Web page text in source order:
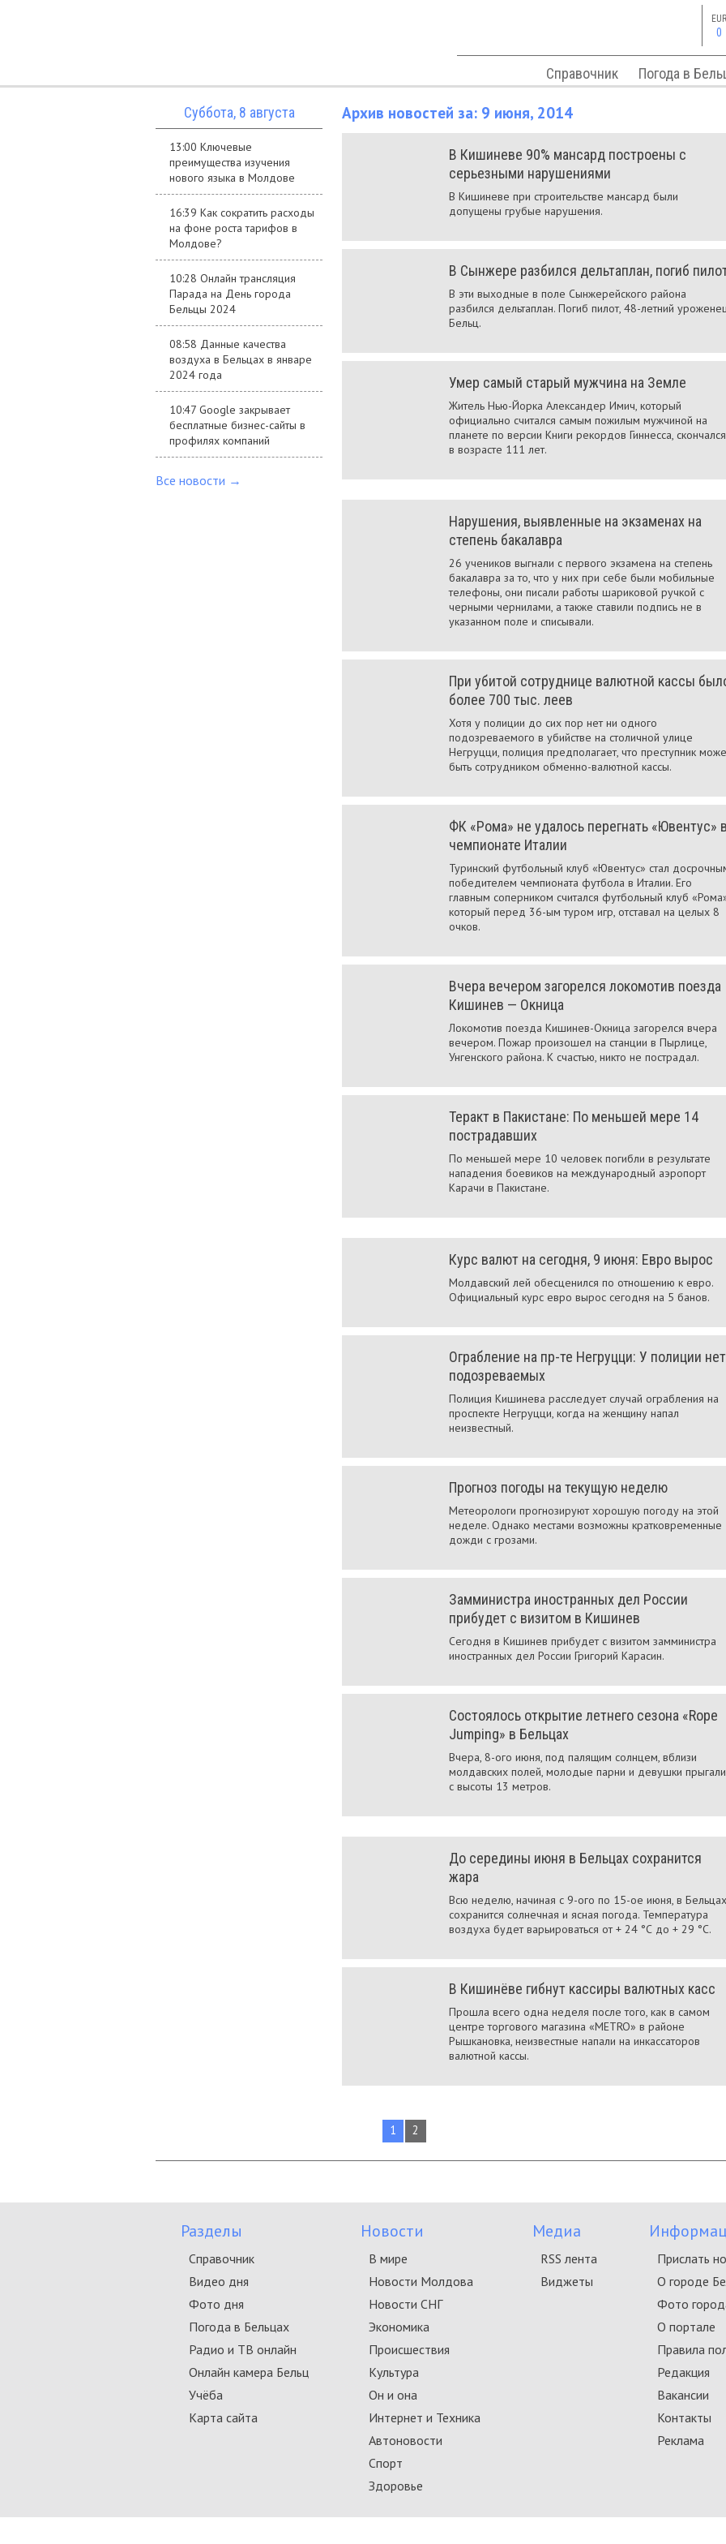
EUR
0
Справочник Погода в
Суббота, 8 августа
13:00 Ключевые
преимущества изучения
нового языка в Молдове
16:39 Как сократить расходы
на фоне роста тарифов в
Молдове?
10:28 Онлайн трансляция
Парада на День города
Бельцы 2024
08:58 Данные качества
воздуха в Бельцах в январе
2024 года
10:47 Google закрывает
бесплатные бизнес-сайты в
профилях компаний
Все новости →
Архив новостей за: 9 июня, 2014
В Кишиневе 90% мансард построены с
серьезными нарушениями
В Кишиневе при строительстве мансард были
допущены грубые нарушения.
В Сынжере разбился дельтаплан, погиб
В эти выходные в поле Сынжерейского района
разбился дельтаплан. Погиб пилот, 48-летний
Бельц.
Умер самый старый мужчина на Земле
Житель Нью-Йорка Александер Имич, который
официально считался самым пожилым мужчиной на
планете по версии Книги рекордов Гиннесса, скончался
в возрасте 111 лет.
Нарушения, выявленные на экзаменах на
степень бакалавра
26 учеников выгнали с первого экзамена на степень
бакалавра за то, что у них при себе были мобильные
телефоны, они писали работы шариковой ручкой с
черными чернилами, а также ставили подпись не в
указанном поле и списывали.
При убитой сотруднице валютной кассы
более 700 тыс. леев
Хотя у полиции до сих пор нет ни одного
подозреваемого в убийстве на столичной улице
Негруцци, полиция предполагает, что преступник
быть сотрудником обменно-валютной кассы.
ФК «Рома» не удалось перегнать «Ювентус» в
чемпионате Италии
Туринский футбольный клуб «Ювентус» стал
победителем чемпионата футбола в Италии. Его
главным соперником считался футбольный клуб
который перед 36-ым туром игр, отставал на целых 8
очков.
Вчера вечером загорелся локомотив поезда
Кишинев — Окница
Локомотив поезда Кишинев-Окница загорелся вчера
вечером. Пожар произошел на станции в Пырлице,
Унгенского района. К счастью, никто не пострадал.
Теракт в Пакистане: По меньшей мере 14
пострадавших
По меньшей мере 10 человек погибли в результате
нападения боевиков на международный аэропорт
Карачи в Пакистане.
Курс валют на сегодня, 9 июня: Евро вырос
Молдавский лей обесценился по отношению к евро.
Официальный курс евро вырос сегодня на 5 банов.
Ограбление на пр-те Негруцци: У полиции нет
подозреваемых
Полиция Кишинева расследует случай ограбления на
проспекте Негруцци, когда на женщину напал
неизвестный.
Прогноз погоды на текущую неделю
Метеорологи прогнозируют хорошую погоду на этой
неделе. Однако местами возможны кратковременные
дожди с грозами.
Замминистра иностранных дел России
прибудет с визитом в Кишинев
Сегодня в Кишинев прибудет с визитом замминистра
иностранных дел России Григорий Карасин.
Состоялось открытие летнего сезона «Rope
Jumping» в Бельцах
Вчера, 8-ого июня, под палящим солнцем, вблизи
молдавских полей, молодые парни и девушки прыгали
с высоты 13 метров.
До середины июня в Бельцах сохранится
жара
Всю неделю, начиная с 9-ого по 15-ое июня, в Бельцах
сохранится солнечная и ясная погода. Температура
воздуха будет варьироваться от + 24 °С до + 29 °С.
В Кишинёве гибнут кассиры валютных касс
Прошла всего одна неделя после того, как в самом
центре торгового магазина «METRO» в районе
Рышкановка, неизвестные напали на инкассаторов
валютной кассы.
1 2
Разделы
Справочник
Видео дня
Фото дня
Погода в Бельцах
Радио и ТВ онлайн
Онлайн камера Бельц
Учёба
Карта сайта
Новости
В мире
Новости Молдова
Новости СНГ
Экономика
Происшествия
Культура
Он и она
Интернет и Техника
Автоновости
Спорт
Здоровье
Медиа
RSS лента
Виджеты
Прислать
О городе
Фото
О портале
Правила
Редакция
Вакансии
Контакты
Реклама